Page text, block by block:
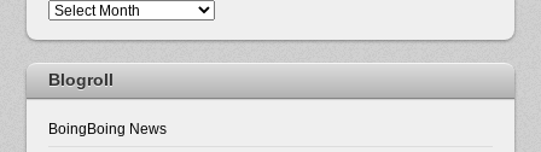
Arhiva
Blogroll
BoingBoing News